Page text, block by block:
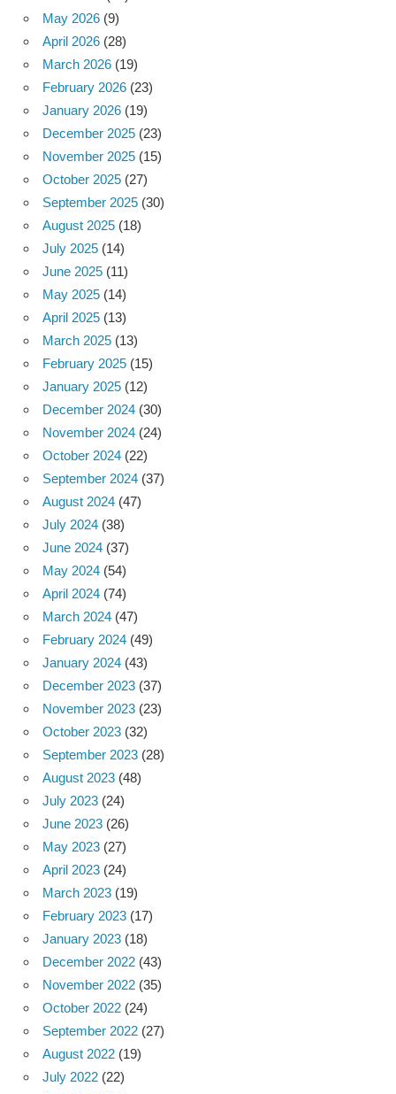
May 2026 (9)
April 2026 (28)
March 2026 (19)
February 2026 (23)
January 2026 (19)
December 2025 (23)
November 2025 (15)
October 2025 (27)
September 2025 (30)
August 2025 (18)
July 2025 (14)
June 2025 (11)
May 2025 (14)
April 2025 (13)
March 2025 (13)
February 2025 (15)
January 2025 (12)
December 2024 (30)
November 2024 (24)
October 2024 (22)
September 2024 (37)
August 2024 (47)
July 2024 (38)
June 2024 (37)
May 2024 (54)
April 2024 (74)
March 2024 (47)
February 2024 (49)
January 2024 (43)
December 2023 (37)
November 2023 (23)
October 2023 (32)
September 2023 (28)
August 2023 (48)
July 2023 (24)
June 2023 (26)
May 2023 (27)
April 2023 (24)
March 2023 (19)
February 2023 (17)
January 2023 (18)
December 2022 (43)
November 2022 (35)
October 2022 (24)
September 2022 (27)
August 2022 (19)
July 2022 (22)